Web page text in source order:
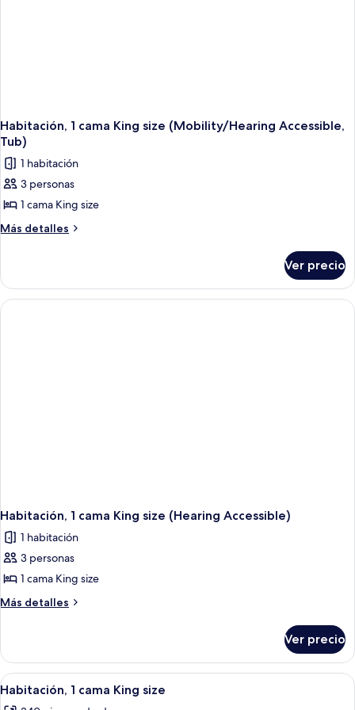
Habitación, 1 cama King size (Mobility/Hearing Accessible,
Tub)
1 habitación
3 personas
1 cama King size
Más detalles
Más
1
cama
King
Ver precio
Habitación, 1 cama King size (Hearing Accessible)
1 habitación
3 personas
1 cama King size
Más detalles
Más
1
cama
King
Ver precio
Abrir
todas
Habitación de hotel con una cama
16
Habitación, 1 cama King size